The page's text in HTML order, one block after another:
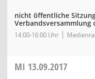
nicht öffentliche
Verbandsversammlung
14:00-16:00 Uhr
MI 13.09.2017